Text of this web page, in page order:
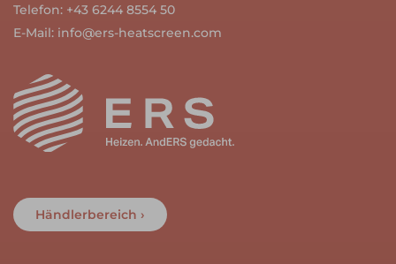
Telefon: +43 6244 8554 50
E-Mail: info@ers-heatscreen.com
Händlerbereich ›